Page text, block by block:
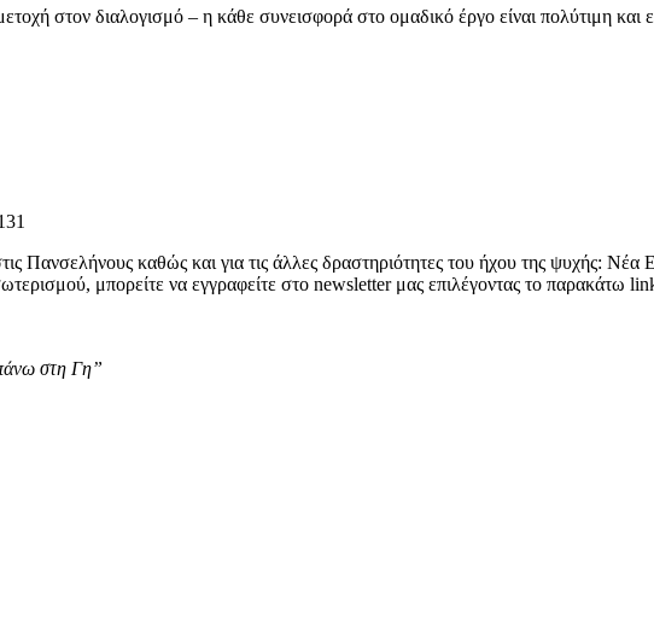
στον διαλογισμό – η κάθε συνεισφορά στο ομαδικό έργο είναι πολύτιμη και
Πανσελήνους καθώς και για τις άλλες δραστηριότητες του ήχου της ψυχής:
μπορείτε να εγγραφείτε στο newsletter μας επιλέγοντας το παρακάτω
στη Γη”